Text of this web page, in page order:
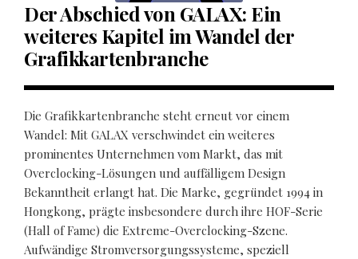
Der Abschied von GALAX: Ein
weiteres Kapitel im Wandel der
Grafikkartenbranche
Die Grafikkartenbranche steht erneut vor einem
Wandel: Mit GALAX verschwindet ein weiteres
prominentes Unternehmen vom Markt, das mit
Overclocking-Lösungen und auffälligem Design
Bekanntheit erlangt hat. Die Marke, gegründet 1994 in
Hongkong, prägte insbesondere durch ihre HOF-Serie
(Hall of Fame) die Extreme-Overclocking-Szene.
Aufwändige Stromversorgungssysteme, speziell